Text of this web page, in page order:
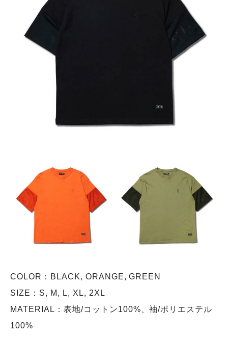
COLOR：BLACK, ORANGE, GREEN
SIZE：S, M, L, XL, 2XL
MATERIAL：表地/コットン100%、袖/ポリエステル
100%